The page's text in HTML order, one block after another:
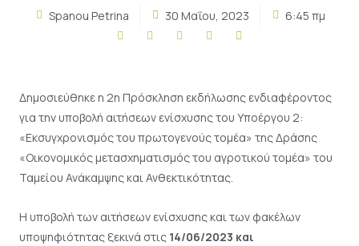
Spanou Petrina 30 Μαΐου, 2023 6:45 πμ
Δημοσιεύθηκε η 2η Πρόσκληση εκδήλωσης ενδιαφέροντος
για την υποβολή αιτήσεων ενίσχυσης του Υποέργου 2:
«Εκσυγχρονισμός του πρωτογενούς τομέα» της Δράσης
«Οικονομικός μετασχηματισμός του αγροτικού τομέα» του
Ταμείου Ανάκαμψης και Ανθεκτικότητας.
Η υποβολή των αιτήσεων ενίσχυσης και των φακέλων
υποψηφιότητας ξεκινά στις 14/06/2023 και